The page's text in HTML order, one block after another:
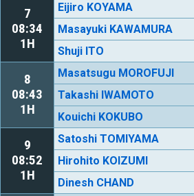
7
08:34
1H
Eijiro KOYAMA
Masayuki KAWAMURA
Shuji ITO
8
08:43
1H
Masatsugu MOROFUJI
Takashi IWAMOTO
Kouichi KOKUBO
9
08:52
1H
Satoshi TOMIYAMA
Hirohito KOIZUMI
Dinesh CHAND